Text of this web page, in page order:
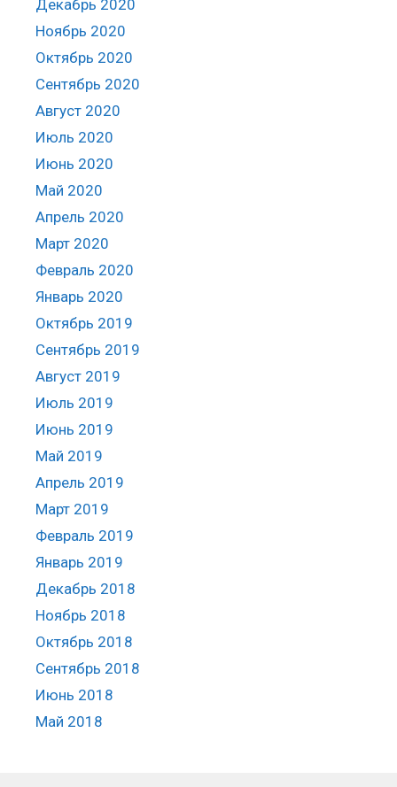
Декабрь 2020
Ноябрь 2020
Октябрь 2020
Сентябрь 2020
Август 2020
Июль 2020
Июнь 2020
Май 2020
Апрель 2020
Март 2020
Февраль 2020
Январь 2020
Октябрь 2019
Сентябрь 2019
Август 2019
Июль 2019
Июнь 2019
Май 2019
Апрель 2019
Март 2019
Февраль 2019
Январь 2019
Декабрь 2018
Ноябрь 2018
Октябрь 2018
Сентябрь 2018
Июнь 2018
Май 2018